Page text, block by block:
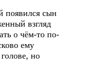
появился сын
взгляд
о чём-то по-
ему
но